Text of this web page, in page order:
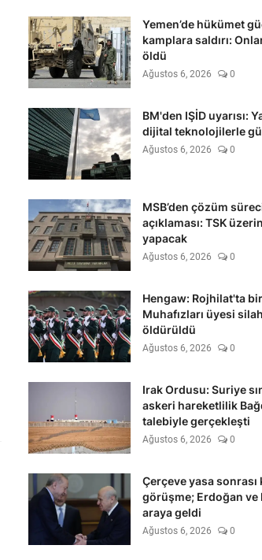
Yemen’de hükümet
kamplara saldırı:
öldü
Ağustos 6, 2026 0
BM'den IŞİD uyarısı:
dijital teknolojilerle
Ağustos 6, 2026 0
MSB’den çözüm
açıklaması: TSK
yapacak
Ağustos 6, 2026 0
Hengaw: Rojhilat'ta
Muhafızları üyesi
öldürüldü
Ağustos 6, 2026 0
Irak Ordusu: Suriye
askeri hareketlilik
talebiyle gerçekleşti
Ağustos 6, 2026 0
Çerçeve yasa
görüşme; Erdoğan ve
araya geldi
Ağustos 6, 2026 0